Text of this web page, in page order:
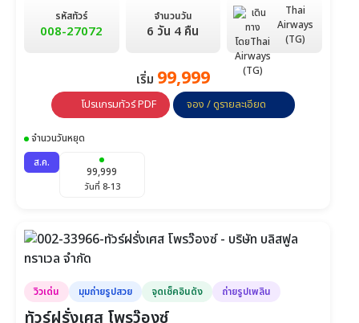
14,999
วันที่ 11-14
14,999
วันที่ 18-21
14,999
วันที่ 22-25
วันที่ 31-3 พ.ย.
รหัสทัวร์
008-27072
จำนวนวัน
6 วัน 4 คืน
Thai
Airways
(TG)
เริ่ม 99,999
โปรแกรมทัวร์ PDF จอง / ดูรายละเอียด
จำนวนวันหยุด
ส.ค.
99,999
วันที่ 8-13
วิวเด่น มุมถ่ายรูปสวย จุดเช็คอินดัง ถ่ายรูปเพลิน